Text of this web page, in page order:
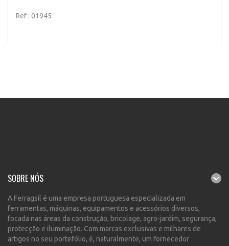
Ref : 01945
SOBRE NÓS
A Ferragsil é uma empresa portuguesa especializada em
ferramentas, máquinas, equipamentos e acessórios diversos,
focada nas áreas da construção, bricolage, agro-jardim, segurança,
protecção e iluminação. Com marcas exclusivas e milhares de
artigos no seu portefólio, é, naturalmente, um fornecedor